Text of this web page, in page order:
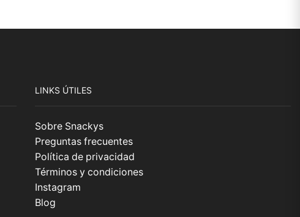
LINKS ÚTILES
Sobre Snackys
Preguntas frecuentes
Política de privacidad
Términos y condiciones
Instagram
Blog